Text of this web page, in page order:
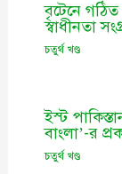
বৃটেনে গঠিত
স্বাধীনতা
চতুর্থ খণ্ড
ইস্ট
বাংলা’-র
চতুর্থ খণ্ড